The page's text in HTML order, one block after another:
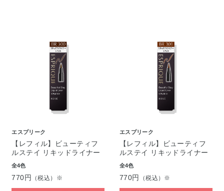
エスプリーク
【レフィル】ビューティフ
ルステイ リキッドライナー
全4色
770円 （税込）※
エスプリーク
【レフィル】ビューティフ
ルステイ リキッドライナー
全4色
770円 （税込）※